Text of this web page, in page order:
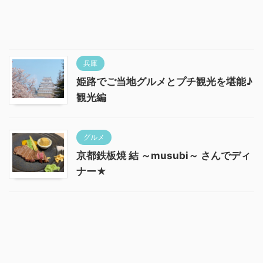
兵庫
姫路でご当地グルメとプチ観光を堪能♪
観光編
グルメ
京都鉄板焼 結 ～musubi～ さんでディ
ナー★